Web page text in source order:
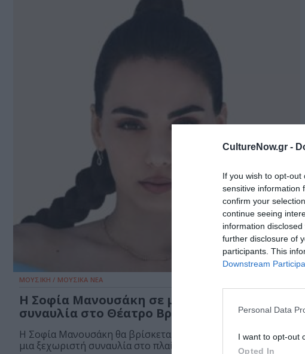
CultureNow.gr -
If you wish to opt-
sensitive information
confirm your
continue seeing
information
further disclosure of
participants. This
Downstream
Personal Data
I want to opt-out
Opted In
ΜΟΥΣΙΚΗ / ΜΟΥΣΙΚΑ ΝΕΑ
Η Σοφία Μανουσάκη σε μια ξεχωριστή
συναυλία στο Θέατρο Βράχων
Η Σοφία Μανουσάκη θα βρίσκεται στο Θέατρο Βράχων για
μια ξεχωριστή συναυλία στο πλαίσιο...